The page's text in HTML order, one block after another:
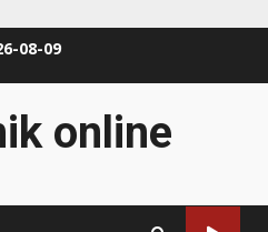
08-09
online